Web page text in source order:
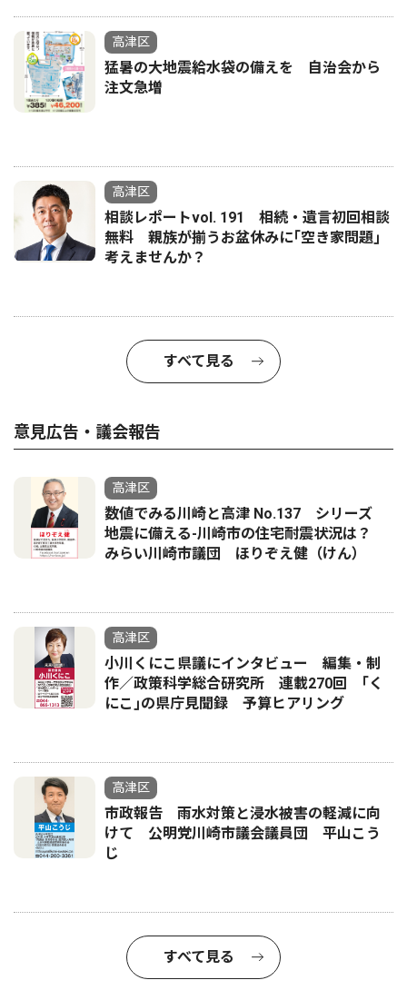
高津区
猛暑の大地震給水袋の備えを 自治会から
注文急増
高津区
相談レポートvol. 191 相続・遺言初回相談
無料 親族が揃うお盆休みに｢空き家問題｣
考えませんか？
すべて見る
意見広告・議会報告
高津区
数値でみる川崎と高津 No.137 シリーズ
地震に備える-川崎市の住宅耐震状況は？
みらい川崎市議団 ほりぞえ健（けん）
高津区
小川くにこ県議にインタビュー 編集・制
作／政策科学総合研究所 連載270回 ｢く
にこ｣の県庁見聞録 予算ヒアリング
高津区
市政報告 雨水対策と浸水被害の軽減に向
けて 公明党川崎市議会議員団 平山こう
じ
すべて見る